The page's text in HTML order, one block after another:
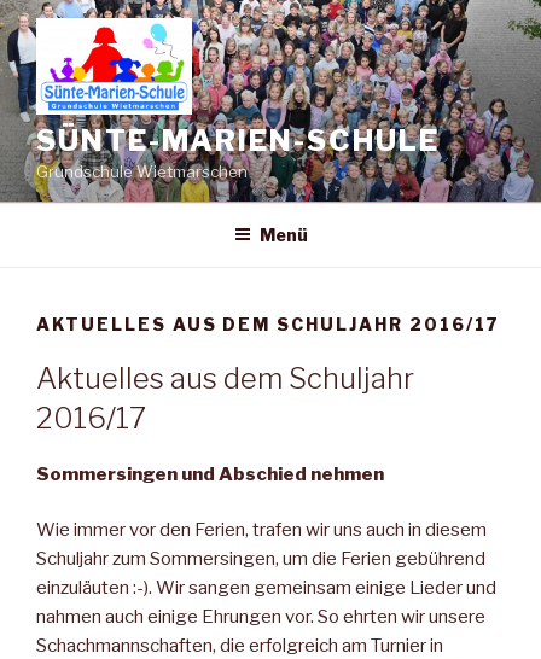
Zum
Inhalt
springen
SÜNTE-MARIEN-SCHULE
Grundschule Wietmarschen
Menü
AKTUELLES AUS DEM SCHULJAHR 2016/17
Aktuelles aus dem Schuljahr
2016/17
Sommersingen und Abschied nehmen
Wie immer vor den Ferien, trafen wir uns auch in diesem
Schuljahr zum Sommersingen, um die Ferien gebührend
einzuläuten :-). Wir sangen gemeinsam einige Lieder und
nahmen auch einige Ehrungen vor. So ehrten wir unsere
Schachmannschaften, die erfolgreich am Turnier in